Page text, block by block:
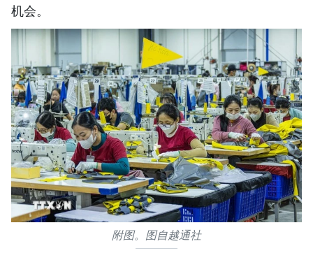
机会。
附图。图自越通社